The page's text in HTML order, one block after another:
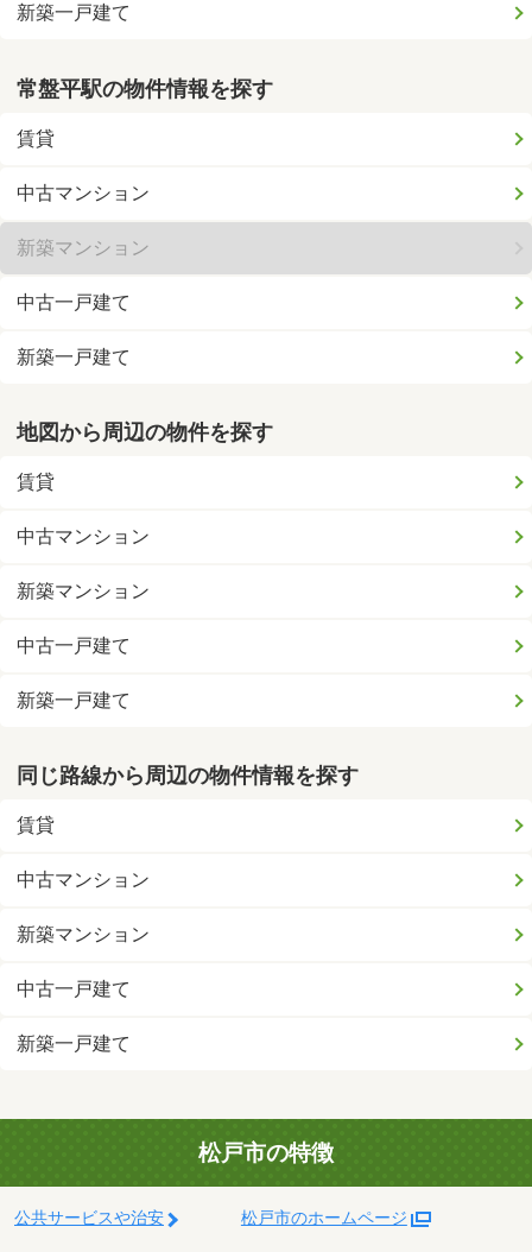
新築一戸建て
常盤平駅の物件情報を探す
賃貸
中古マンション
新築マンション
中古一戸建て
新築一戸建て
地図から周辺の物件を探す
賃貸
中古マンション
新築マンション
中古一戸建て
新築一戸建て
同じ路線から周辺の物件情報を探す
賃貸
中古マンション
新築マンション
中古一戸建て
新築一戸建て
松戸市の特徴
公共サービスや治安 松戸市のホームページ